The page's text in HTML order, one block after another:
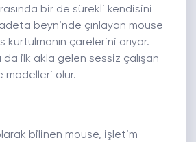
bir de sürekli kendisini
beyninde çınlayan mouse
kurtulmanın çarelerini arıyor.
ilk akla gelen sessiz çalışan
modelleri olur.
bilinen mouse, işletim